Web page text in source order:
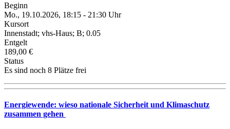
Beginn
Mo., 19.10.2026, 18:15 - 21:30 Uhr
Kursort
Innenstadt; vhs-Haus; B; 0.05
Entgelt
189,00 €
Status
Es sind noch 8 Plätze frei
Energiewende: wieso nationale Sicherheit und Klimaschutz
zusammen gehen